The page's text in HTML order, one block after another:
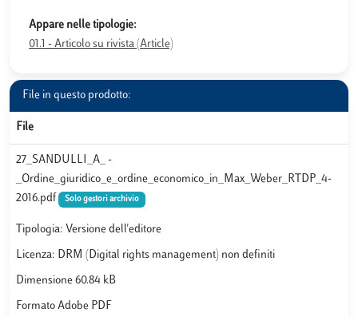
Appare nelle tipologie:
01.1 - Articolo su rivista (Article)
File in questo prodotto:
File
27_SANDULLI_A_ -
_Ordine_giuridico_e_ordine_economico_in_Max_Weber_RTDP_4-
2016.pdf
Solo gestori archivio
Tipologia: Versione dell'editore
Licenza: DRM (Digital rights management) non definiti
Dimensione 60.84 kB
Formato Adobe PDF